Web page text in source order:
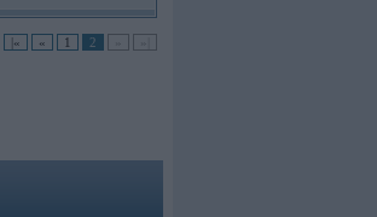
|« « 1 2